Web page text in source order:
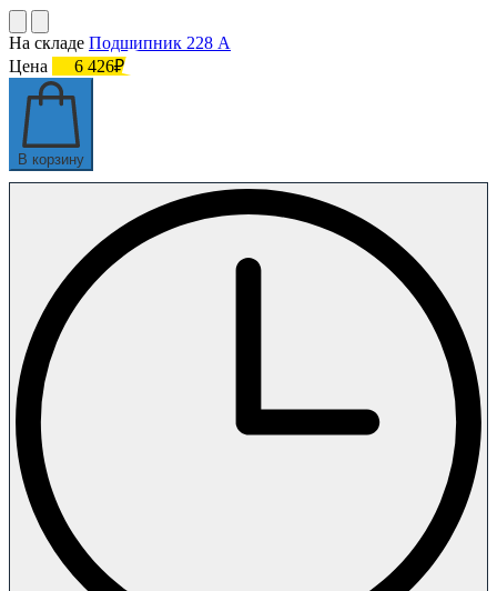
На складе Подшипник 228 А
Цена
6 426₽
В корзину